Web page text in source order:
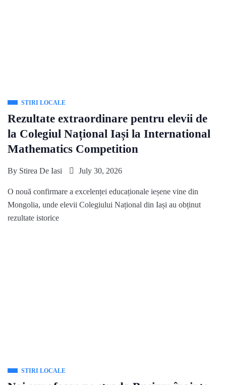
STIRI LOCALE
Rezultate extraordinare pentru elevii de
la Colegiul Național Iași la International
Mathematics Competition
By Stirea De Iasi July 30, 2026
O nouă confirmare a excelenței educaționale ieșene vine din
Mongolia, unde elevii Colegiului Național din Iași au obținut
rezultate istorice
STIRI LOCALE